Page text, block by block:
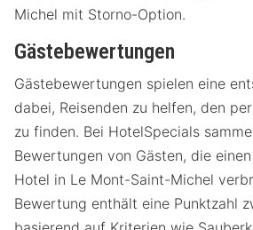
Michel mit Storno-Option.
Gästebewertungen
Gästebewertungen spielen eine
dabei, Reisenden zu helfen, den
zu finden. Bei HotelSpecials
Bewertungen von Gästen, die
Hotel in Le Mont-Saint-Michel
Bewertung enthält eine Punktzahl